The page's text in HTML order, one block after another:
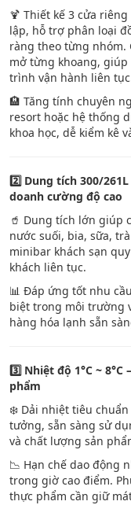
🍹 Thiết kế 3 cửa
lập, hỗ trợ phân loại
ràng theo từng nhóm.
mở từng khoang,
trình vận hành liên
🏨 Tăng tính chuyên
resort hoặc hệ thống
khoa học, dễ kiểm kê
2️Dung tích 300/
doanh cường độ cao
🥤 Dung tích lớn giúp
nước suối, bia, sữa,
minibar khách sạn
khách liên tục.
📊 Đáp ứng tốt nhu
biệt trong môi trường
hàng hóa lạnh sẵn
3️Nhiệt độ 1°C ~
phẩm
❄️ Dải nhiệt tiêu
tưởng, sẵn sàng sử
và chất lượng sản
📉 Hạn chế dao động
trong giờ cao điểm.
thực phẩm cần giữ